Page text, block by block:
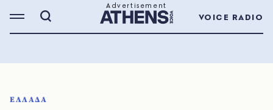
VOICE RADIO
ΕΛΛΑΔΑ